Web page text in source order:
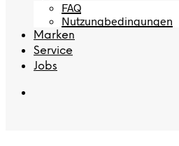
FAQ
Nutzungbedingungen
Marken
Service
Jobs